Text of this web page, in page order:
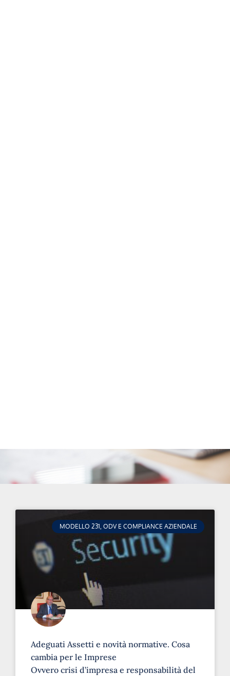
MODELLO 231, ODV E COMPLIANCE AZIENDALE
Adeguati Assetti e novità normative. Cosa
cambia per le Imprese
Ovvero crisi d’impresa e responsabilità del